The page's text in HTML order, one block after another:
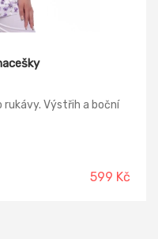
rukávy. Výstřih a boční
599 Kč